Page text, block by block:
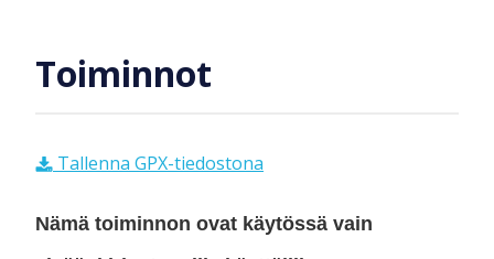
Toiminnot
Tallenna GPX-tiedostona
Nämä toiminnon ovat käytössä vain